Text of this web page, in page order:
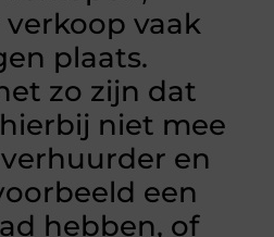
vaak
plaats.
zo zijn dat
niet mee
en
een
hebben, of